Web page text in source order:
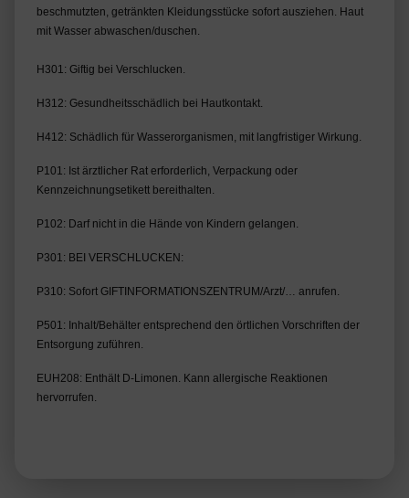
beschmutzten, getränkten Kleidungsstücke sofort ausziehen. Haut
mit Wasser abwaschen/duschen.
H301: Giftig bei Verschlucken.
H312: Gesundheitsschädlich bei Hautkontakt.
H412: Schädlich für Wasserorganismen, mit langfristiger Wirkung.
P101: Ist ärztlicher Rat erforderlich, Verpackung oder
Kennzeichnungsetikett bereithalten.
P102: Darf nicht in die Hände von Kindern gelangen.
P301: BEI VERSCHLUCKEN:
P310: Sofort GIFTINFORMATIONSZENTRUM/Arzt/… anrufen.
P501: Inhalt/Behälter entsprechend den örtlichen Vorschriften der
Entsorgung zuführen.
EUH208: Enthält D-Limonen. Kann allergische Reaktionen
hervorrufen.